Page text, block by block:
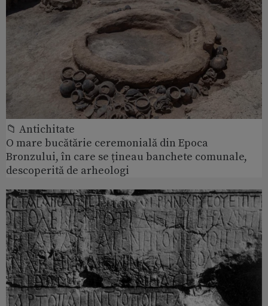
📁 Antichitate
O mare bucătărie ceremonială din Epoca
Bronzului, în care se țineau banchete comunale,
descoperită de arheologi